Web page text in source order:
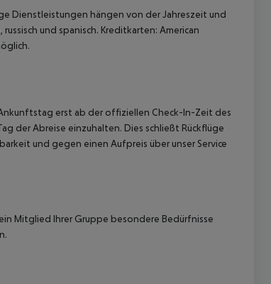
Dienstleistungen hängen von der Jahreszeit und
und spanisch. Kreditkarten: American
erst ab der offiziellen Check-In-Zeit des
der Abreise einzuhalten. Dies schließt Rückflüge
und gegen einen Aufpreis über unser Service
Mitglied Ihrer Gruppe besondere Bedürfnisse